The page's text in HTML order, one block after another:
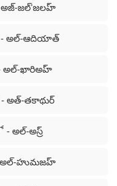
అజ్-జల్'జలహ్
- అల్-ఆదియాత్
అల్-ఖారిఅహ్
- అత్-తకాథుర్
- అల్-అస్ర్
అల్-హుమజహ్